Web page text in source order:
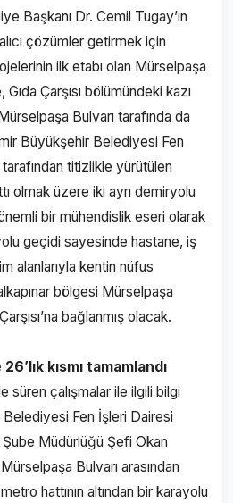
Başkanı Dr. Cemil Tugay’ın
çözümler getirmek için
ilk etabı olan Mürselpaşa
Çarşısı bölümündeki kazı
Bulvarı tarafında da
Büyükşehir Belediyesi Fen
titizlikle yürütülen
olmak üzere iki ayrı demiryolu
bir mühendislik eseri olarak
geçidi sayesinde hastane, iş
alanlarıyla kentin nüfus
bölgesi Mürselpaşa
bağlanmış olacak.
kısmı tamamlandı
süren çalışmalar ile ilgili bilgi
Fen İşleri Dairesi
Şube Müdürlüğü Şefi Okan
Bulvarı arasından
hattının altından bir karayolu